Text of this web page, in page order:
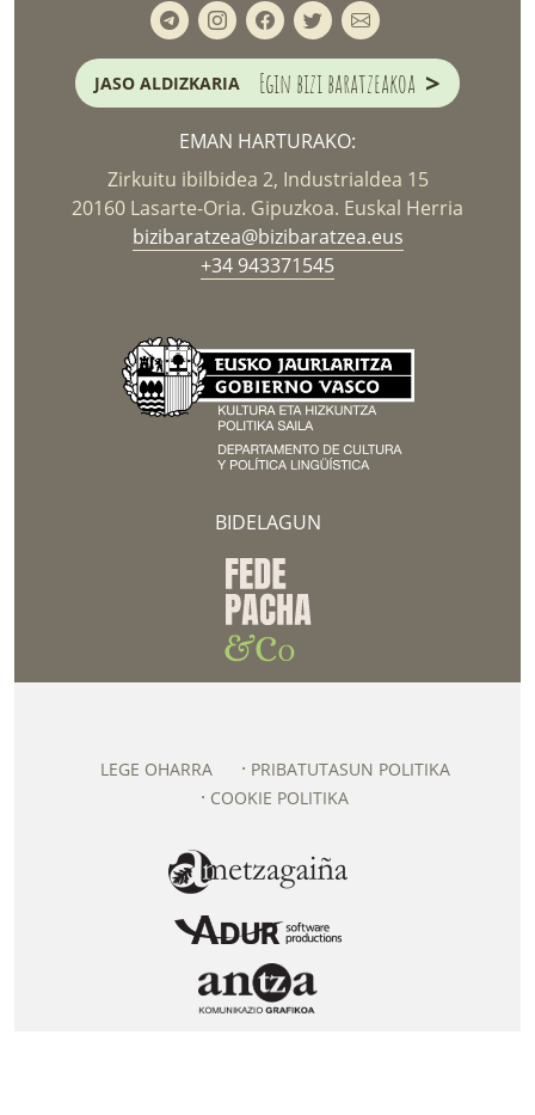
JASO ALDIZKARIA Egin bizi baratzeakoa >
EMAN HARTURAKO:
Zirkuitu ibilbidea 2, Industrialdea 15
20160 Lasarte-Oria. Gipuzkoa. Euskal Herria
bizibaratzea@bizibaratzea.eus
+34 943371545
BIDELAGUN
LEGE OHARRA
PRIBATUTASUN POLITIKA
COOKIE POLITIKA